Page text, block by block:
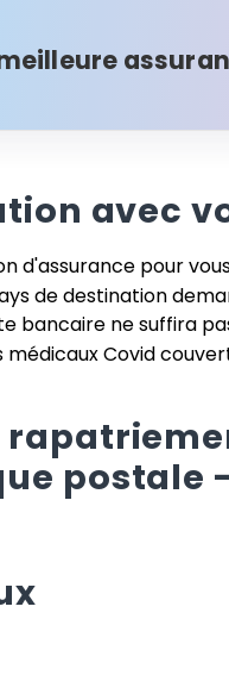
avec
d'assurance pour
de destination
ne suffira
Covid
postale